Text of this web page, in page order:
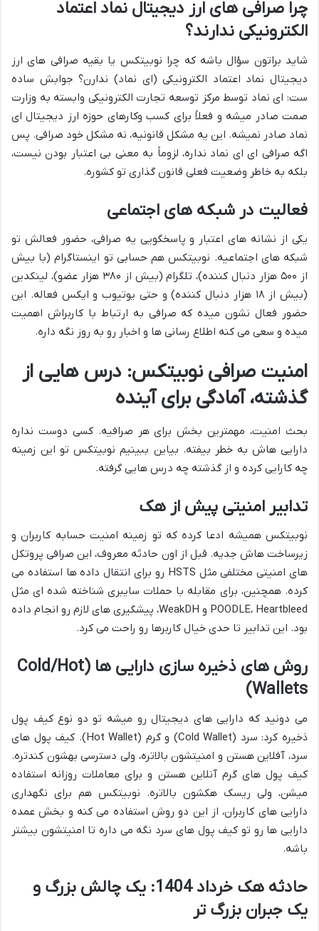
چرا صرافی های ارز دیجیتال نماد اعتماد
الکترونیکی ندارند؟
شاید براتون سؤال باشه که چرا نوبیتکس یا بقیه صرافی های ارز
دیجیتال نماد اعتماد الکترونیکی (ای نماد) ندارن؟ جوابش ساده
ست: ای نماد توسط مرکز توسعه تجارت الکترونیکی وابسته به وزارت
صمت صادر میشه و فعلاً برای کسب وکارهای حوزه ارز دیجیتال ای
نماد صادر نمیشه. این یه مشکل قانونیه، نه مشکل خود صرافی. پس
اگه صرافی ای ای نماد نداره، لزوماً به معنی بی اعتبار بودن نیست،
بلکه به خاطر وضعیت فعلی قانون گذاری تو کشوره.
فعالیت در شبکه های اجتماعی
یکی از نشانه های اعتبار و پاسخگویی یه صرافی، حضور فعالش تو
شبکه های اجتماعیه. نوبیتکس هم حسابی تو اینستاگرام (با بیش
از ۵۰۰ هزار دنبال کننده)، تلگرام (بیش از ۳۸۰ هزار عضو)، لینکدین
(بیش از ۱۸ هزار دنبال کننده) و حتی یوتیوب و ایکس فعاله. این
حضور فعال نشون میده که صرافی به ارتباط با کاربراش اهمیت
میده و سعی می کنه اطلاع رسانی ها و اخبار رو به روز نگه داره.
امنیت صرافی نوبیتکس: درس هایی از
گذشته، آمادگی برای آینده
بحث امنیت، مهمترین بخش برای هر صرافیه. کسی دوست نداره
دارایی هاش به خطر بیفته. بیاین ببینیم نوبیتکس تو این زمینه
چه کارایی کرده و از گذشته چه درس هایی گرفته.
تدابیر امنیتی پیش از هک
نوبیتکس همیشه ادعا کرده که تو زمینه امنیت حسابه کاربران و
زیرساخت هاش جدیه. قبل از اون حادثه معروف، این صرافی پروتکل
های امنیتی مختلفی مثل HSTS رو برای انتقال داده ها استفاده می
کرده. همچنین، برای مقابله با حملات سایبری شناخته شده ای مثل
POODLE، Heartbleed و WeakDH، پیشگیری های لازم رو انجام داده
بود. این تدابیر تا حدی خیال کاربرها رو راحت می کرد.
روش های ذخیره سازی دارایی ها (Cold/Hot
Wallets)
می دونید که دارایی های دیجیتال رو میشه تو دو نوع کیف پول
ذخیره کرد: سرد (Cold Wallet) و گرم (Hot Wallet). کیف پول های
سرد، آفلاین هستن و امنیتشون بالاتره، ولی دسترسی بهشون کندتره.
کیف پول های گرم آنلاین هستن و برای معاملات روزانه استفاده
میشن، ولی ریسک هکشون بالاتره. نوبیتکس هم برای نگهداری
دارایی های کاربران، از این دو روش استفاده می کنه و بخش عمده
دارایی ها رو تو کیف پول های سرد نگه می داره تا امنیتشون بیشتر
باشه.
حادثه هک خرداد 1404: یک چالش بزرگ و
یک جبران بزرگ تر